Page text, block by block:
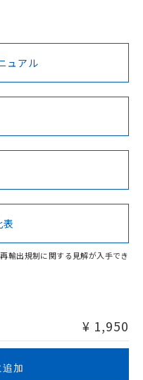
く前に、以下を必ずお読
Cd Cr(VI)
があります。
BV型式承認
（フランス
KR型式
（韓国
No No
認証/適合状況ページへ
ージからご検索ください
ュアル
表
輸出規制に関する見解が入手でき
¥ 1,950
追加